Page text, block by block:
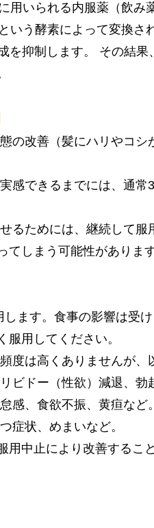
用いられる内服薬（飲
いう酵素によって変換
を抑制します。 その結
の改善（髪にハリやコ
感できるまでには、通
るためには、継続して
しまう可能性があります
ます。食事の影響は受
用してください。
度は高くありませんが、
ビドー（性欲）減退、勃
感、食欲不振、黄疸など。
症状、めまいなど。
用中止により改善する